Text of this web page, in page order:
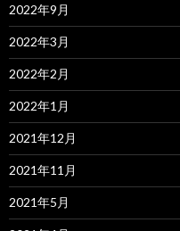
2022年9月
2022年3月
2022年2月
2022年1月
2021年12月
2021年11月
2021年5月